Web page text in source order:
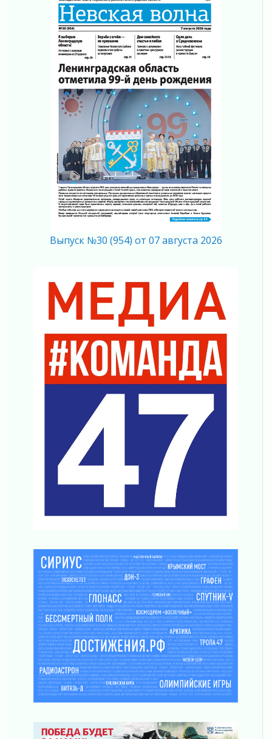
05 августа 2026
На лидирующих позициях
04 августа 2026
Итоги конкурса «Лучший работник
Кадрового центра – 2026» подведены!
04 августа 2026
Ставка на дисциплину на перекрестках
04 августа 2026
В Ленобласти растет потребление
мобильного трафика
04 августа 2026
Полумрак бьёт по карману
04 августа 2026
Вниманию автомобилистов!
04 августа 2026
Память, сталь и музыка
Регион готовится к выборам
Никакого принуждения, только письменное
согласие
04 августа 2026
Без риска для здоровья и кошелька
04 августа 2026
Важная информация
04 августа 2026
Что делать со сбережениями
Награды нашли строителей
Ленобласть повышает производительность
труда в ЖКХ
03 августа 2026
Поддержка волонтерских объединений
Ладожский мост полностью закроют на два
часа
Музеи Ленобласти обновляют пространства
03 августа 2026
Новая площадка: 2027
03 августа 2026
Часть медиков в Ленобласти сможет
рассчитывать на доплату от региона
03 августа 2026
За сутки в Ленинградской области
ликвидировали 10 пожаров
03 августа 2026
Клюква наливается, но в корзинку пока не
просится
Строительные компании Ленобласти
Выпуск №30 (954) от 07 августа 2026